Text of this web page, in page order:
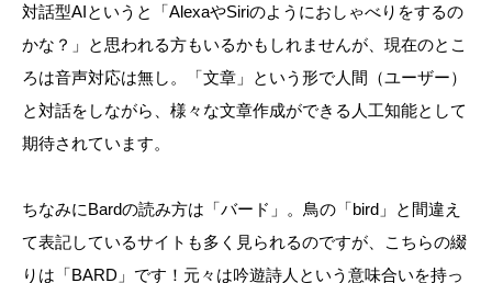
対話型AIというと「AlexaやSiriのようにおしゃべりをするの
かな？」と思われる方もいるかもしれませんが、現在のとこ
ろは音声対応は無し。「文章」という形で人間（ユーザー）
と対話をしながら、様々な文章作成ができる人工知能として
期待されています。
ちなみにBardの読み方は「バード」。鳥の「bird」と間違え
て表記しているサイトも多く見られるのですが、こちらの綴
りは「BARD」です！元々は吟遊詩人という意味合いを持っ